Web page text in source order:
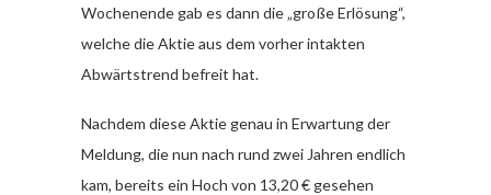
Wochenende gab es dann die „große Erlösung“,
welche die Aktie aus dem vorher intakten
Abwärtstrend befreit hat.
Nachdem diese Aktie genau in Erwartung der
Meldung, die nun nach rund zwei Jahren endlich
kam, bereits ein Hoch von 13,20 € gesehen